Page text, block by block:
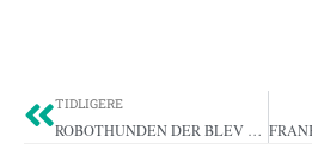
Tidligere
TIDLIGERE
ROBOTHUNDEN DER BLEV SKUDT!